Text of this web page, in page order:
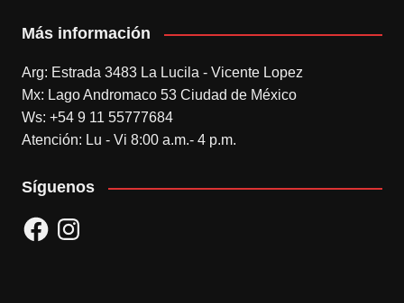
Más información
Arg: Estrada 3483 La Lucila - Vicente Lopez
Mx: Lago Andromaco 53 Ciudad de México
Ws: +54 9 11 55777684
Atención: Lu - Vi 8:00 a.m.- 4 p.m.
Síguenos
FacebookInstagram